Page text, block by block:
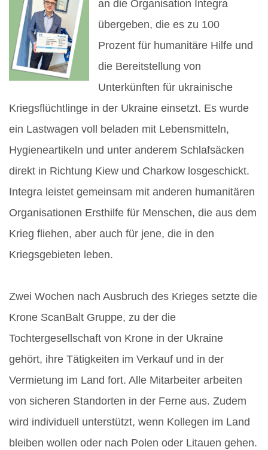
an die Organisation Integra
übergeben, die es zu 100
Prozent für humanitäre Hilfe und
die Bereitstellung von
Unterkünften für ukrainische
Kriegsflüchtlinge in der Ukraine einsetzt. Es wurde
ein Lastwagen voll beladen mit Lebensmitteln,
Hygieneartikeln und unter anderem Schlafsäcken
direkt in Richtung Kiew und Charkow losgeschickt.
Integra leistet gemeinsam mit anderen humanitären
Organisationen Ersthilfe für Menschen, die aus dem
Krieg fliehen, aber auch für jene, die in den
Kriegsgebieten leben.
Zwei Wochen nach Ausbruch des Krieges setzte die
Krone ScanBalt Gruppe, zu der die
Tochtergesellschaft von Krone in der Ukraine
gehört, ihre Tätigkeiten im Verkauf und in der
Vermietung im Land fort. Alle Mitarbeiter arbeiten
von sicheren Standorten in der Ferne aus. Zudem
wird individuell unterstützt, wenn Kollegen im Land
bleiben wollen oder nach Polen oder Litauen gehen.